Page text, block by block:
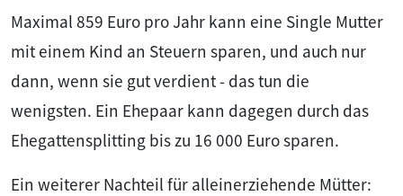
Maximal 859 Euro pro Jahr kann eine Single Mutter
mit einem Kind an Steuern sparen, und auch nur
dann, wenn sie gut verdient - das tun die
wenigsten. Ein Ehepaar kann dagegen durch das
Ehegattensplitting bis zu 16 000 Euro sparen.
Ein weiterer Nachteil für alleinerziehende Mütter: